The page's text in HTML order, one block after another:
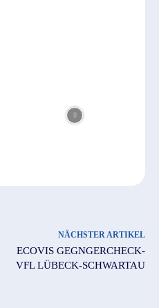
NÄCHSTER ARTIKEL
ECOVIS GEGNGERCHECK-
VFL LÜBECK-SCHWARTAU